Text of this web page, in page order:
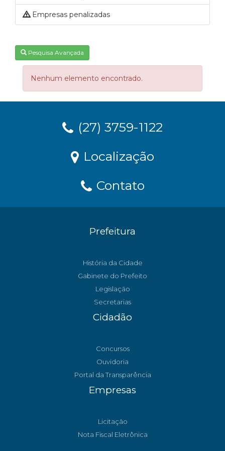
Empresas penalizadas
Pesquisa Avançada
Nenhum elemento encontrado.
(27) 3759-1122
Localização
Contato
Prefeitura
História da Cidade
Gabinete do Prefeito
Legislação
Secretarias
Cidadão
Concursos
Ouvidoria
Portal da Transparência
Empresas
Licitação
Nota Fiscal Eletrônica